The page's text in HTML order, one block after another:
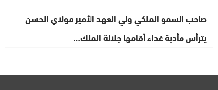
صاحب السمو الملكي ولي العهد الأمير مولاي الحسن
يترأس مأدبة غداء أقامها جلالة الملك…